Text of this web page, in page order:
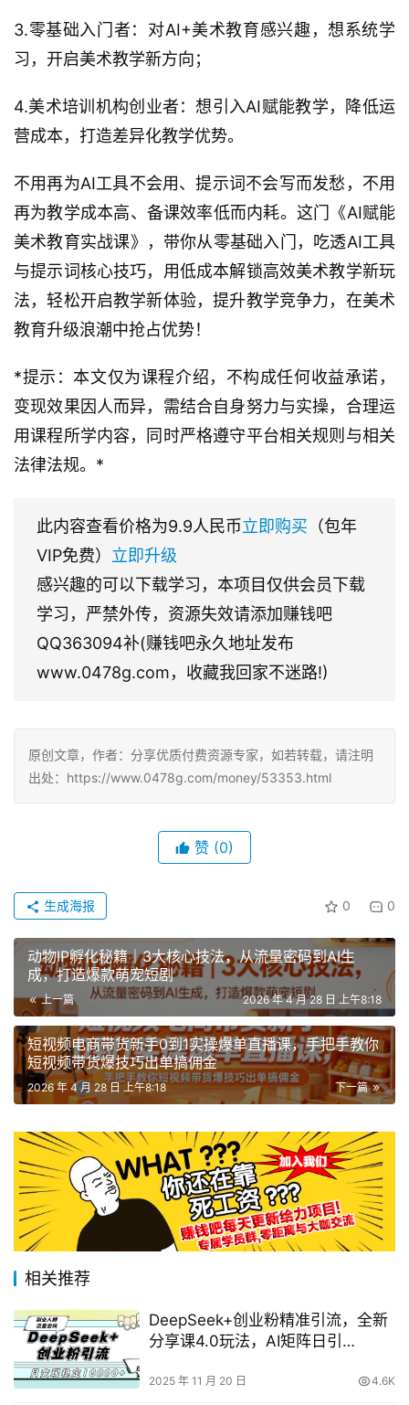
3.零基础入门者：对AI+美术教育感兴趣，想系统学
习，开启美术教学新方向；
4.美术培训机构创业者：想引入AI赋能教学，降低运
营成本，打造差异化教学优势。
不用再为AI工具不会用、提示词不会写而发愁，不用
再为教学成本高、备课效率低而内耗。这门《AI赋能
美术教育实战课》，带你从零基础入门，吃透AI工具
与提示词核心技巧，用低成本解锁高效美术教学新玩
法，轻松开启教学新体验，提升教学竞争力，在美术
教育升级浪潮中抢占优势！
*提示：本文仅为课程介绍，不构成任何收益承诺，
变现效果因人而异，需结合自身努力与实操，合理运
用课程所学内容，同时严格遵守平台相关规则与相关
法律法规。*
此内容查看价格为9.9人民币立即购买 （包年
VIP免费） 立即升级
感兴趣的可以下载学习，本项目仅供会员下载
学习，严禁外传，资源失效请添加赚钱吧
QQ363094补(赚钱吧永久地址发布
www.0478g.com，收藏我回家不迷路!)
原创文章，作者：分享优质付费资源专家，如若转载，请注明
出处：https://www.0478g.com/money/53353.html
赞 (0)
0 0
生成海报
动物IP孵化秘籍｜3大核心技法，从流量密码到AI生
成，打造爆款萌宠短剧
上一篇 2026 年 4 月 28 日 上午8:18
短视频电商带货新手0到1实操爆单直播课，手把手教你
短视频带货爆技巧出单搞佣金
下一篇
2026 年 4 月 28 日 上午8:18
相关推荐
DeepSeek+创业粉精准引流，全新
分享课4.0玩法，AI矩阵日引
1W
2025 年 11 月 20 日 4.6K